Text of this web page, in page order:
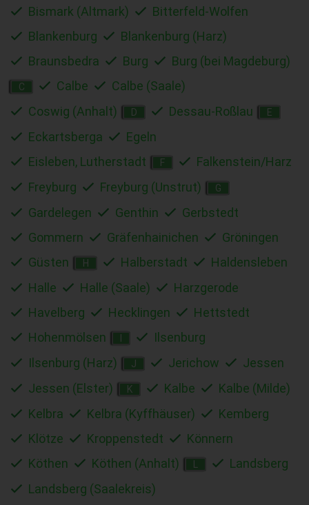
Bismark (Altmark)
Bitterfeld-Wolfen
Blankenburg
Blankenburg (Harz)
Braunsbedra
Burg Burg (bei Magdeburg)
C Calbe
Calbe (Saale)
Coswig (Anhalt)
D Dessau-Roßlau E
Eckartsberga
Egeln
Eisleben, Lutherstadt
F
Falkenstein/Harz
Freyburg
Freyburg (Unstrut) G
Gardelegen Genthin
Gerbstedt
Gommern
Gräfenhainichen
Gröningen
Güsten
H Halberstadt
Haldensleben
Halle
Halle (Saale)
Harzgerode
Havelberg
Hecklingen
Hettstedt
Hohenmölsen
Ilsenburg
Ilsenburg (Harz)
J Jerichow
Jessen
Jessen (Elster)
K Kalbe
Kalbe (Milde)
Kelbra
Kelbra (Kyffhäuser)
Kemberg
Klötze
Kroppenstedt
Könnern
Köthen
Köthen (Anhalt)
Landsberg
Landsberg (Saalekreis)